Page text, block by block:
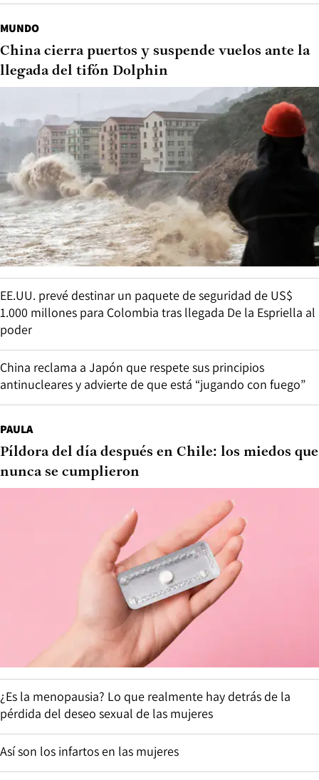
MUNDO
China cierra puertos y suspende vuelos ante la
llegada del tifón Dolphin
EE.UU. prevé destinar un paquete de seguridad de US$
1.000 millones para Colombia tras llegada De la Espriella al
poder
China reclama a Japón que respete sus principios
antinucleares y advierte de que está “jugando con fuego”
PAULA
Píldora del día después en Chile: los miedos que
nunca se cumplieron
¿Es la menopausia? Lo que realmente hay detrás de la
pérdida del deseo sexual de las mujeres
Así son los infartos en las mujeres